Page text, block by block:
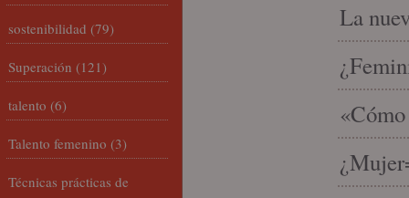
La
sostenibilidad (79)
Superación (121)
talento (6)
Talento femenino (3)
Técnicas prácticas de